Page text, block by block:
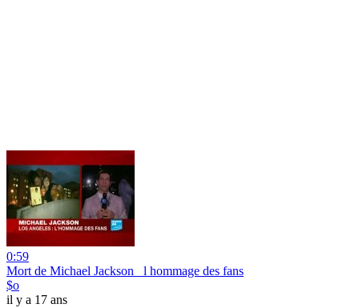
0:59
Mort de Michael Jackson_ l hommage des fans
$o
il y a 17 ans